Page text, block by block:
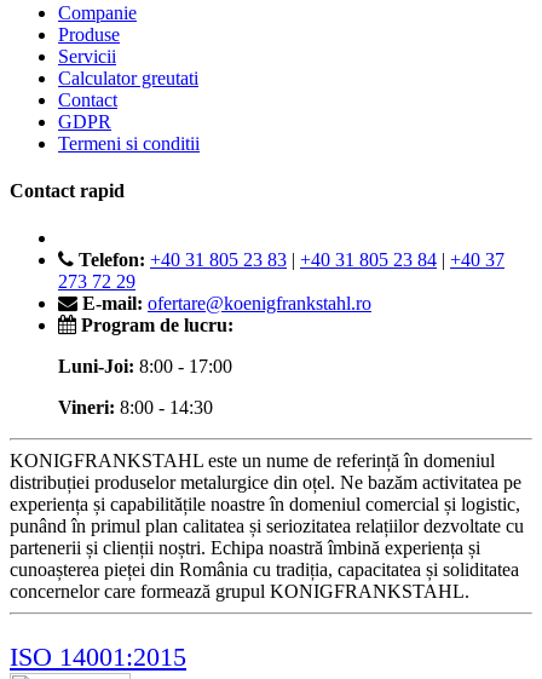
Companie
Produse
Servicii
Calculator greutati
Contact
GDPR
Termeni si conditii
Contact rapid
Telefon: +40 31 805 23 83 | +40 31 805 23 84 | +40 37
273 72 29
E-mail: ofertare@koenigfrankstahl.ro
Program de lucru:
Luni-Joi: 8:00 - 17:00
Vineri: 8:00 - 14:30
KONIGFRANKSTAHL este un nume de referință în domeniul
distribuției produselor metalurgice din oțel. Ne bazăm activitatea pe
experiența și capabilitățile noastre în domeniul comercial și logistic,
punând în primul plan calitatea și seriozitatea relațiilor dezvoltate cu
partenerii și clienții noștri. Echipa noastră îmbină experiența și
cunoașterea pieței din România cu tradiția, capacitatea și soliditatea
concernelor care formează grupul KONIGFRANKSTAHL.
ISO 14001:2015